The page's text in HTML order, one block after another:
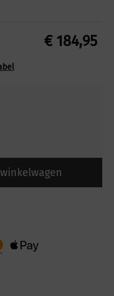
€184,95